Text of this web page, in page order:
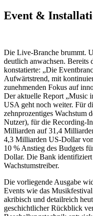
Event &
Die Live-Branche brummt.
deutlich anwachsen.
konstatierte: „Die
Aufwärtstrend, mit
zunehmenden Fokus auf
Der aktuelle Report „Music
USA geht noch weiter. Für
zehnprozentiges Wachstum
Nutzer), für die Recording-
Milliarden auf 31,4
4,3 Milliarden US-Dollar
10 % Anstieg des Budgets
Dollar. Die Bank
Wachstumstreiber.
Die vorliegende Ausgabe
Events wie das
akribisch und detailreich
geschichtlicher Rückblick